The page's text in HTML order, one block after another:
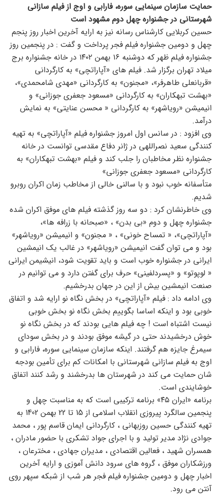
حمایت سازمان سینمایی سوره، فارابی و اوج از فیلم سازانی
شهرستانی در جشنواره چهل دوم مشهود است
حسین کربلایی کارشناس رسانه نیز به ارایه آخرین اخبار روز پنجم
چهل و دومین جشنواره فیلم فجر پرداخت و گفت : در پنجمین روز
جشنواره فیلم ظهر که دوشنبه ۱۶ بهمن ۱۴۰۲ در خانه جشنواره برج
میلاد تهران برگزار شد. فیلم های «آپاراتچی» به کارگردانی
«قربانعلی طاهرفر»، «مجنون» به کارگردانی «مهدی شامحمدی»،
«بهشت تبهکاران» به کارگردانی «مسعود جعفری جوزانی» و
انیمیشن «رویاشهر» به کارگردانی « محسن عنایتی» به نمایش
درآمد.
وی افزود : در سانس اول امروز جشنواره فیلم «آپاراتچی» به تهیه
کنندگی سعید نصراللهی در ژانر دفاع مقدسی توانست در خانه
جشنواره نظر مخاطبان را جلب کند و فیلم «بهشت تبهکاران» به
کارگردانی «مسعود جعفری جوزانی»
متأسفانه خوب نبود و با سالنی خالی از مخاطب زمان اکران روبرو
شدیم.
وی خاطرنشان کرد : دو سه روز گذشته فیلم های موفق اکران شده
جشنواره چهل و دوم «بی بدن» ، «صبحانه با زرافه ها»،
«آپاراتچی»، « تمساح خونی» ، « مجنون» و انیمیشن «رویاشهر»
بود و می توان گفت انیمیشن «رویاشهر» در غالب یک انیمشین
ایرانی در جشنواره خوب است و باید تقویت شود، انیشیمن ایرانی
« لوپوتو» و «پسردلفینی» حرف برای گفتن دارد و می توانیم در
صنعت انیمشین بیش از این در جهان بدرخشیم.
وی ادامه داد : فیلم «آپاراتچی» در بخش نگاه نو ارایه شد و اتفاق
خوبی بود و اینکه اساسا بگوییم بخش نگاه نو بخش خوبی
نیست اشتباه است ! چه فیلم هایی بودند که در بخش نگاه نو
خوش درخشیدند حتی در گیشه موفق بودند و در بخش سودای
سیمرغ جایزه هم گرفتند. اینکه سازمان سینمایی سوره، فارابی و
اوج به فیلم سازانی شهرستانی با امکانات کم برای تأمین بودجه
شان حمایت می کند در شهرستان ها بدرخشند و رشد کنند اتفاق
خوشایندی است.
برنامه «ایران ۴۵» برنامه ترکیبی است که به مناسبت چهل و
پنجمین سالگرد پیروزی انقلاب اسلامی از 15 تا 22 بهمن 1402 به
تهیه کنندگی حسین روزبهانی ، کارگردانی ایمان قاسم پور ، محمد
جوادی نژاد مدیر تولید و با اجرای جواد تشکری با حضور مادران ،
همسران شهید ، فعالین اقتصادی ، مدیران جهادی ، مخترعان ،
ورزشکاران موفق ، گروه های سرود دانش آموزی و ارایه آخرین
اخبار چهل و دومین جشنواره فیلم فجر هر شب از شبکه سپهر روی
آنتن می رود.